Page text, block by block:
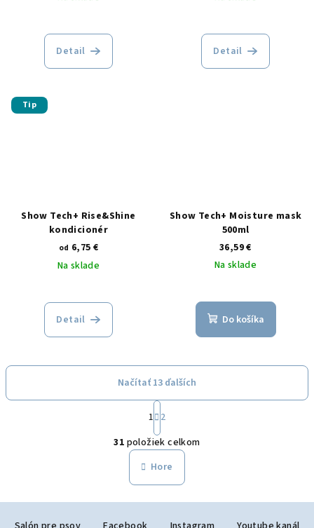
Detail Detail
Tip
Show Tech+ Rise&Shine
kondicionér
od 6,75 €
Na sklade
Detail
Show Tech+ Moisture mask
500ml
36,59 €
Na sklade
Do košíka
O
v
l
á
Načítať 13 ďalších
S
t
r
á
n
k
o
v
1 2
31 položiek celkom
Hore